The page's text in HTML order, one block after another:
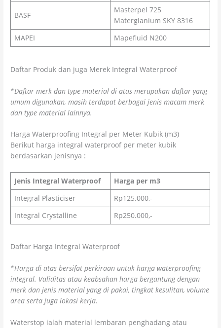
BASF
Masterpel 725
Materglanium SKY 8316
MAPEI
Mapefluid N200
Daftar Produk dan juga Merek Integral Waterproof
*Daftar merk dan type material di atas merupakan daftar yang
umum digunakan, masih terdapat berbagai jenis macam merk
dan type material lainnya.
Harga Waterproofing Integral per Meter Kubik (m3)
Berikut harga integral waterproof per meter kubik
berdasarkan jenisnya :
Jenis Integral Waterproof
Harga per m3
Integral Plasticiser
Rp125.000,-
Integral Crystalline
Rp250.000,-
Daftar Harga Integral Waterproof
*Harga di atas bersifat perkiraan untuk harga waterproofing
integral. Validitas atau keabsahan harga bergantung dengan
merk dan jenis material yang di pakai, tingkat kesulitan, volume
area serta juga lokasi kerja.
Waterstop ialah material lembaran penghadang atau